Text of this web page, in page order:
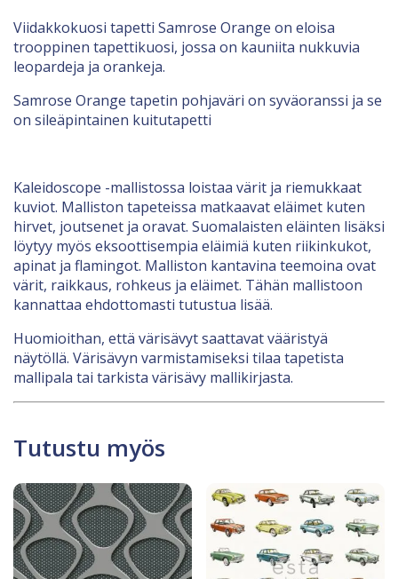
Viidakkokuosi tapetti Samrose Orange on eloisa
trooppinen tapettikuosi, jossa on kauniita nukkuvia
leopardeja ja orankeja.
Samrose Orange tapetin pohjaväri on syväoranssi ja se
on sileäpintainen kuitutapetti
Kaleidoscope -mallistossa loistaa värit ja riemukkaat
kuviot. Malliston tapeteissa matkaavat eläimet kuten
hirvet, joutsenet ja oravat. Suomalaisten eläinten lisäksi
löytyy myös eksoottisempia eläimiä kuten riikinkukot,
apinat ja flamingot. Malliston kantavina teemoina ovat
värit, raikkaus, rohkeus ja eläimet. Tähän mallistoon
kannattaa ehdottomasti tutustua lisää.
Huomioithan, että värisävyt saattavat vääristyä
näytöllä. Värisävyn varmistamiseksi tilaa tapetista
mallipala tai tarkista värisävy mallikirjasta.
Tutustu myös